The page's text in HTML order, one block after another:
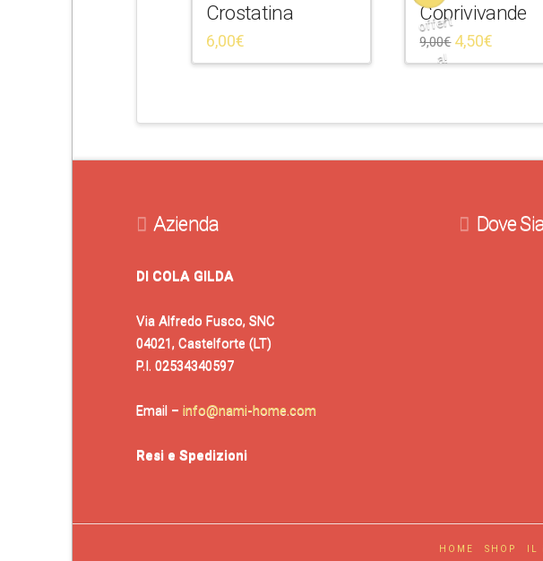
Crostatina
6,00€
offert
a!
Coprivivande
9,00€ 4,50€
Azienda
DI COLA GILDA
Via Alfredo Fusco, SNC
04021, Castelforte (LT)
P.I. 02534340597
Email – info@nami-home.com
Resi e Spedizioni
Dove
HOME SHOP IL